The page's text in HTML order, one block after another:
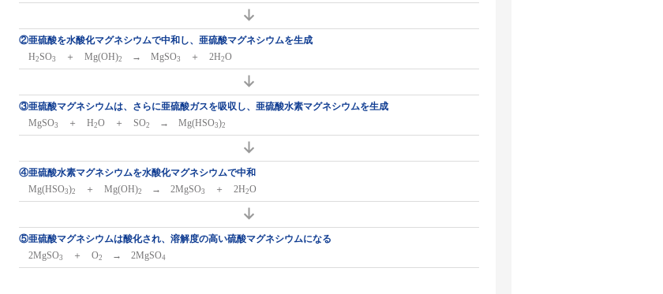
②亜硫酸を水酸化マグネシウムで中和し、亜硫酸マグネシウムを生成
H2SO3 ＋ Mg(OH)2 → MgSO3 ＋ 2H2O
③亜硫酸マグネシウムは、さらに亜硫酸ガスを吸収し、亜硫酸水素マグネシウムを生成
MgSO3 ＋ H2O ＋ SO2 → Mg(HSO3)2
④亜硫酸水素マグネシウムを水酸化マグネシウムで中和
Mg(HSO3)2 ＋ Mg(OH)2 → 2MgSO3 ＋ 2H2O
⑤亜硫酸マグネシウムは酸化され、溶解度の高い硫酸マグネシウムになる
2MgSO3 ＋ O2 → 2MgSO4